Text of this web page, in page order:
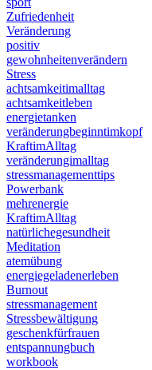
Zufriedenheit
Veränderung
positiv
gewohnheitenverändern
Stress
achtsamkeitimalltag
achtsamkeitleben
energietanken
veränderungbeginntimkopf
KraftimAlltag
veränderungimalltag
stressmanagementtips
Powerbank
mehrenergie
KraftimAlltag
natürlichegesundheit
Meditation
atemübung
energiegeladenerleben
Burnout
stressmanagement
Stressbewältigung
geschenkfürfrauen
entspannungbuch
workbook